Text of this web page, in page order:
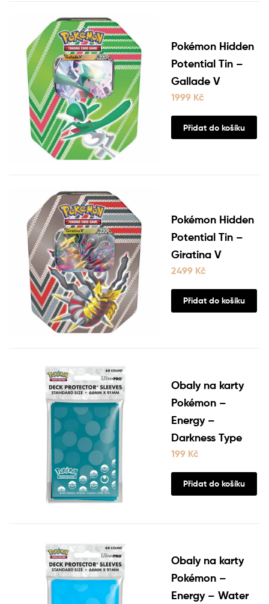
Pokémon Hidden
Potential Tin –
Gallade V
1999 Kč
Přidat do košíku
Pokémon Hidden
Potential Tin –
Giratina V
2499 Kč
Přidat do košíku
Obaly na karty
Pokémon –
Energy –
Darkness Type
199 Kč
Přidat do košíku
Obaly na karty
Pokémon –
Energy – Water